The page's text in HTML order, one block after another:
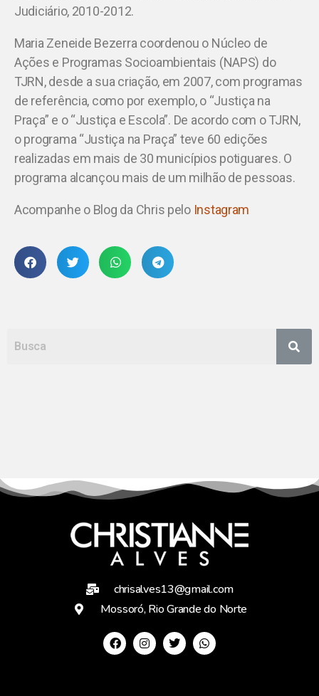
Judiciário, 2010-2012.
Maria Zeneide Bezerra coordenou o Núcleo de
Ações e Programas Socioambientais (NAPS) do
TJRN, desde a sua criação, em 2007, com programas
de referência, como por exemplo, o “Justiça na
Praça” e o “Justiça e Escola”. De acordo com o TJRN,
o programa “Justiça na Praça” teve 60 edições
realizadas em mais de 30 municípios potiguares. O
programa alcançou mais de um milhão de pessoas.
Acompanhe o Blog da Chris pelo Instagram
chrisalves13@gmail.com
Mossoró, Rio Grande do Norte